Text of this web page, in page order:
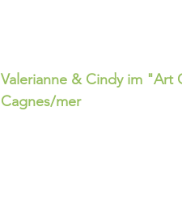
Valerianne & Cindy im "Art
Cagnes/mer